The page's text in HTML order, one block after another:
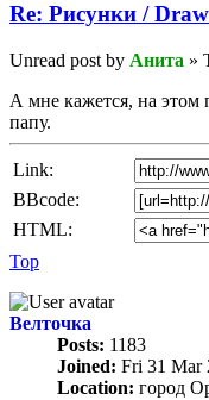
Re: Рисунки /
Unread post by Анита »
А мне кажется, на этом
папу.
Link:
BBcode:
HTML:
Top
Велточка
Posts: 1183
Joined: Fri 31 Mar
Location: город